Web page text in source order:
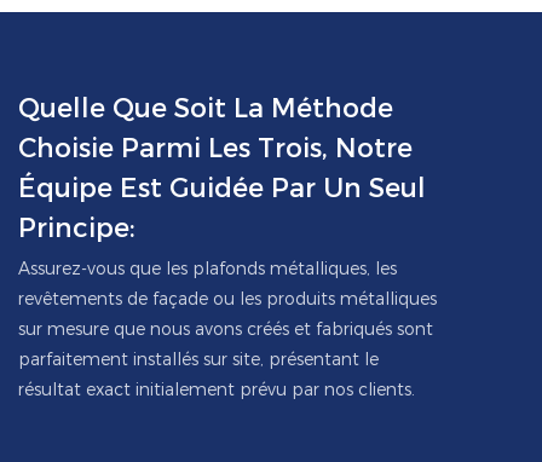
Quelle Que Soit La Méthode
Choisie Parmi Les Trois, Notre
Équipe Est Guidée Par Un Seul
Principe:
Assurez-vous que les plafonds métalliques, les
revêtements de façade ou les produits métalliques
sur mesure que nous avons créés et fabriqués sont
parfaitement installés sur site, présentant le
résultat exact initialement prévu par nos clients.